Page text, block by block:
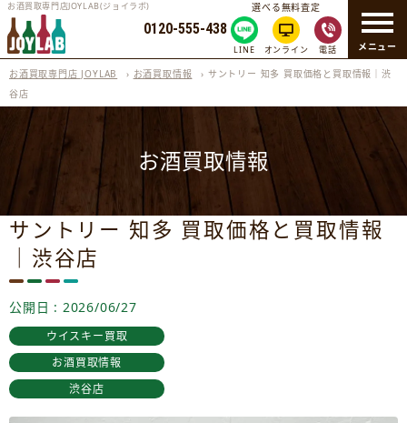
メニュー
お酒買取専門店JOYLAB(ジョイラボ)
0120-555-438
選べる無料査定
LINE オンライン 電話
お酒買取専門店 JOYLAB › お酒買取情報 › サントリー 知多 買取価格と買取情報｜渋
谷店
お酒買取情報
サントリー 知多 買取価格と買取情報
｜渋谷店
公開日 : 2026/06/27
ウイスキー買取
お酒買取情報
渋谷店